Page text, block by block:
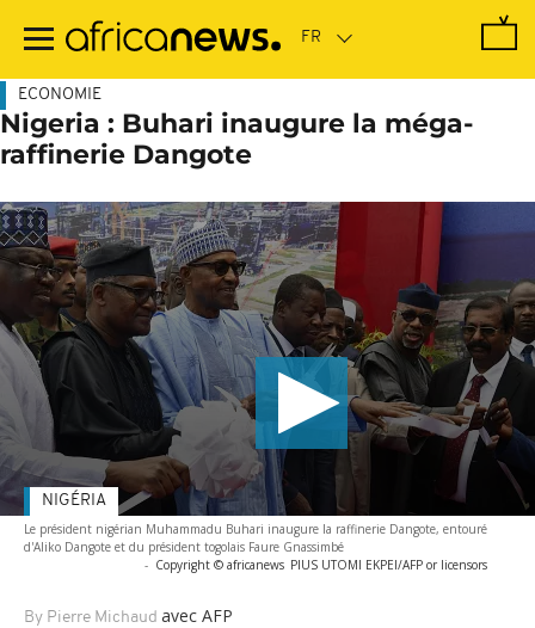
contenu
ECONOMIE
Nigeria : Buhari inaugure la méga-
raffinerie Dangote
Le président nigérian Muhammadu Buhari inaugure la raffinerie Dangote, entouré
d'Aliko Dangote et du président togolais Faure Gnassimbé
- Copyright © africanews PIUS UTOMI EKPEI/AFP or licensors
By Pierre Michaud avec AFP
NIGÉRIA